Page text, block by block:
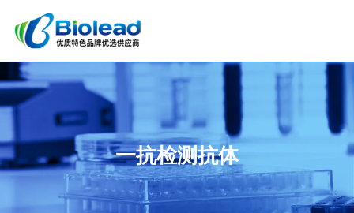
一抗检测抗体